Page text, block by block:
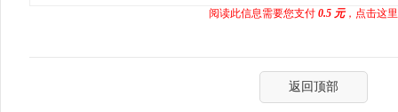
阅读此信息需要您支付 0.5 元，点击这
返回顶部